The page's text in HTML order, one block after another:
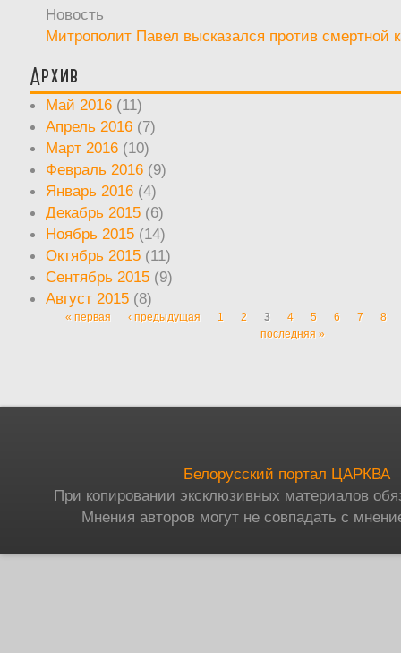
Новость
Митрополит Павел высказался против смертной
Архив
Май 2016 (11)
Апрель 2016 (7)
Март 2016 (10)
Февраль 2016 (9)
Январь 2016 (4)
Декабрь 2015 (6)
Ноябрь 2015 (14)
Октябрь 2015 (11)
Сентябрь 2015 (9)
Август 2015 (8)
Страницы
« первая ‹ предыдущая 1 2 3 4 5 6 7
8
последняя »
Белорусский портал ЦАРКВА
При копировании эксклюзивных материалов
Мнения авторов могут не совпадать с